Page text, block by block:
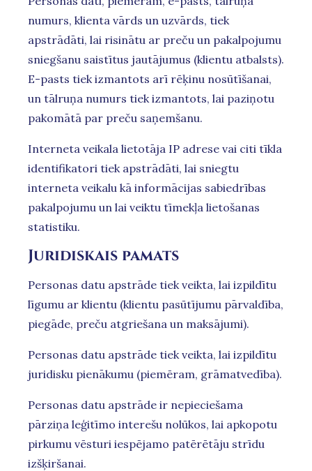
numurs, klienta vārds un uzvārds, tiek
apstrādāti, lai risinātu ar preču un pakalpojumu
sniegšanu saistītus jautājumus (klientu atbalsts).
E-pasts tiek izmantots arī rēķinu nosūtīšanai,
un tālruņa numurs tiek izmantots, lai paziņotu
pakomātā par preču saņemšanu.
Interneta veikala lietotāja IP adrese vai citi tīkla
identifikatori tiek apstrādāti, lai sniegtu
interneta veikalu kā informācijas sabiedrības
pakalpojumu un lai veiktu tīmekļa lietošanas
statistiku.
Juridiskais pamats
Personas datu apstrāde tiek veikta, lai izpildītu
līgumu ar klientu (klientu pasūtījumu pārvaldība,
piegāde, preču atgriešana un maksājumi).
Personas datu apstrāde tiek veikta, lai izpildītu
juridisku pienākumu (piemēram, grāmatvedība).
Personas datu apstrāde ir nepieciešama
pārziņa leģitīmo interešu nolūkos, lai apkopotu
pirkumu vēsturi iespējamo patērētāju strīdu
izšķiršanai.